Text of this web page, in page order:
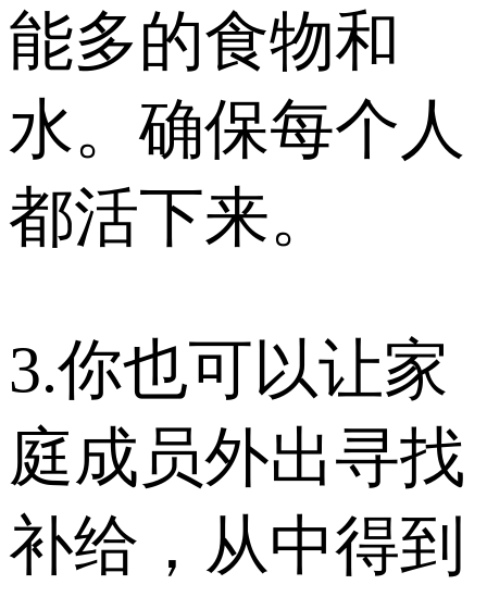
能多的食物和
水。确保每个人
都活下来。
3.你也可以让家
庭成员外出寻找
补给，从中得到